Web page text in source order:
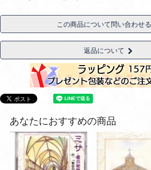
この商品について問い合わせる
返品について
あなたにおすすめの商品